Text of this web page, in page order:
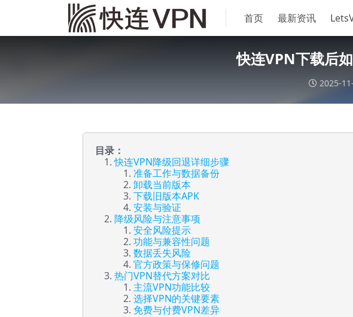
首页 最新资讯
快连VPN下载后
2025-
目录：
快连VPN降级回退详细步骤
准备工作与数据备份
卸载当前版本
下载旧版本APK
安装与验证
降级风险与注意事项
安全风险提示
功能与兼容性问题
数据丢失风险
官方政策与保修问题
热门VPN替代方案对比
主流VPN功能比较
选择VPN的关键要素
免费与付费VPN差异